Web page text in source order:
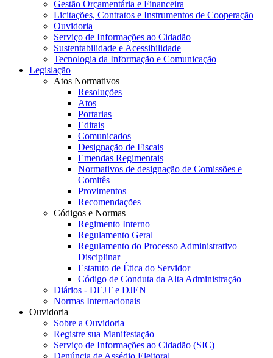
Gestão Orçamentária e Financeira
Licitações, Contratos e Instrumentos de Cooperação
Ouvidoria
Serviço de Informações ao Cidadão
Sustentabilidade e Acessibilidade
Tecnologia da Informação e Comunicação
Legislação
Atos Normativos
Resoluções
Atos
Portarias
Editais
Comunicados
Designação de Fiscais
Emendas Regimentais
Normativos de designação de Comissões e
Comitês
Provimentos
Recomendações
Códigos e Normas
Regimento Interno
Regulamento Geral
Regulamento do Processo Administrativo
Disciplinar
Estatuto de Ética do Servidor
Código de Conduta da Alta Administração
Diários - DEJT e DJEN
Normas Internacionais
Ouvidoria
Sobre a Ouvidoria
Registre sua Manifestação
Serviço de Informações ao Cidadão (SIC)
Denúncia de Assédio Eleitoral